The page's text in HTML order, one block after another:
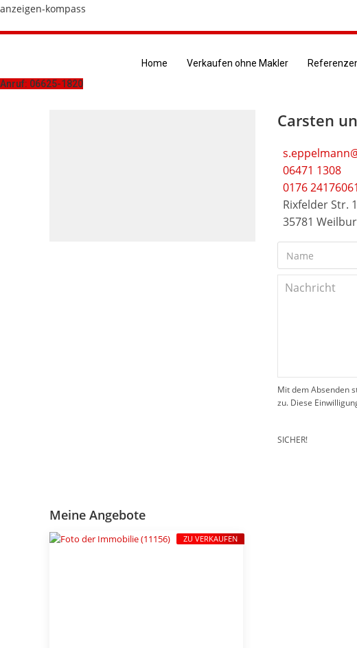
Zum
anzeigen-kompass
Home Verkaufen ohne Makler
Anruf: 06625-1820
Carsten
06471 1308
0176 24176061
Rixfelder Str.
35781
Mit dem Absenden
zu. Diese
SICHER!
Meine Angebote
ZU VERKAUFEN